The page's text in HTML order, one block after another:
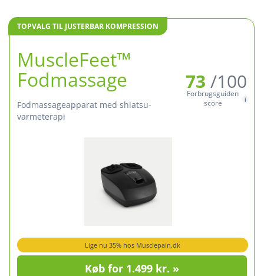
TOPVALG TIL JUSTERBAR KOMPRESSION
MuscleFeet™
Fodmassage
fodmassageapparat med shiatsu-
varmeterapi
73 /100
Forbrugsguiden
score
Lige nu 35% hos Musclepain.dk
Køb for 1.499 kr. »